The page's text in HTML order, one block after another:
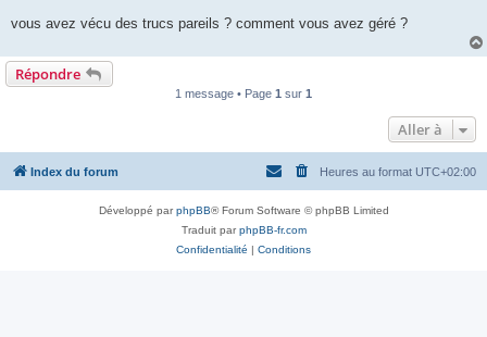
vous avez vécu des trucs pareils ? comment vous avez géré ?
Répondre
1 message • Page 1 sur 1
Aller à
Index du forum Heures au format UTC+02:00
Développé parphpBB® Forum Software © phpBB Limited
Traduit parphpBB-fr.com
Confidentialité | Conditions